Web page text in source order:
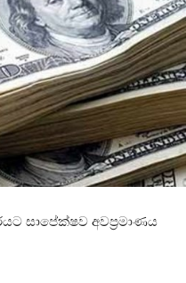
සාපේක්ෂව අවප්‍රමාණය